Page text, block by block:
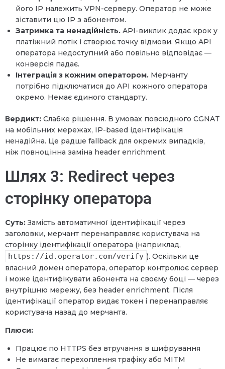
його IP належить VPN-серверу. Оператор не може
зіставити цю IP з абонентом.
Затримка та ненадійність. API-виклик додає крок у
платіжний потік і створює точку відмови. Якщо API
оператора недоступний або повільно відповідає —
конверсія падає.
Інтеграція з кожним оператором. Мерчанту
потрібно підключатися до API кожного оператора
окремо. Немає єдиного стандарту.
Вердикт: Слабке рішення. В умовах повсюдного CGNAT
на мобільних мережах, IP-based ідентифікація
ненадійна. Це радше fallback для окремих випадків,
ніж повноцінна заміна header enrichment.
Шлях 3: Redirect через
сторінку оператора
Суть: Замість автоматичної ідентифікації через
заголовки, мерчант перенаправляє користувача на
сторінку ідентифікації оператора (наприклад,
https://id.operator.com/verify ). Оскільки це
власний домен оператора, оператор контролює сервер
і може ідентифікувати абонента на своєму боці — через
внутрішню мережу, без header enrichment. Після
ідентифікації оператор видає токен і перенаправляє
користувача назад до мерчанта.
Плюси:
Працює по HTTPS без втручання в шифрування
Не вимагає перехоплення трафіку або MITM